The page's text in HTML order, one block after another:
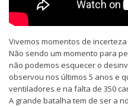
Vivemos momentos de
Não sendo um momento para
não podemos esquecer o
observou nos últimos 5 anos e
ventiladores e na falta de 350
A grande batalha tem de ser a